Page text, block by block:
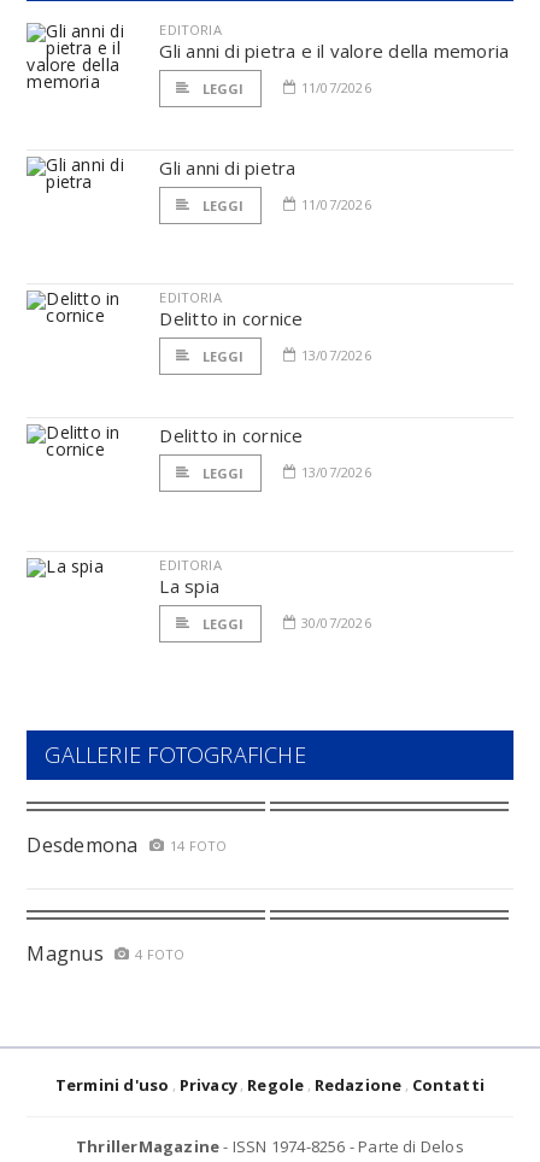
EDITORIA
Gli anni di pietra e il valore della memoria
LEGGI 11/07/2026
Gli anni di pietra
LEGGI 11/07/2026
EDITORIA
Delitto in cornice
LEGGI 13/07/2026
Delitto in cornice
LEGGI 13/07/2026
EDITORIA
La spia
LEGGI 30/07/2026
GALLERIE FOTOGRAFICHE
Desdemona 14 FOTO
Magnus 4 FOTO
Termini d'uso Privacy Regole Redazione Contatti
ThrillerMagazine- ISSN 1974-8256 - Parte di Delos